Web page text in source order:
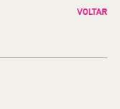
VOLTAR